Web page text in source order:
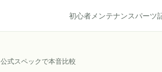
初心者メンテナンスパーツ
式スペックで本音比較